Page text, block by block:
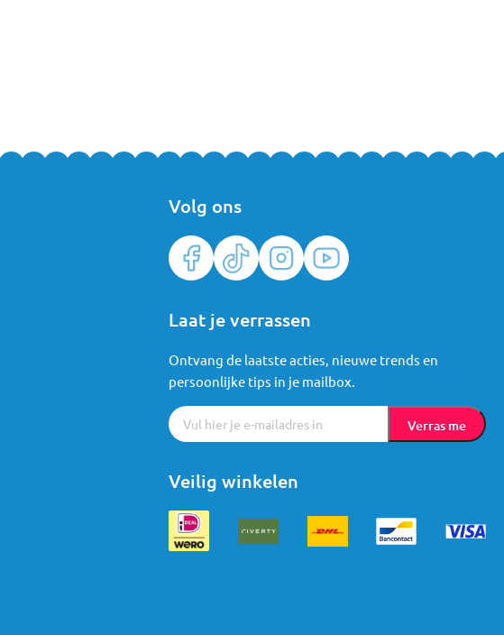
Volg ons
Veilig winkelen
Laat je verrassen
Ontvang de laatste acties, nieuwe trends en
persoonlijke tips in je mailbox.
Verras me